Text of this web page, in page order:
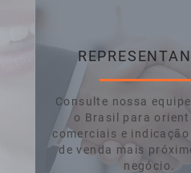
Consulte nossa
o Brasil para
comerciais e
de venda mais
negócio.